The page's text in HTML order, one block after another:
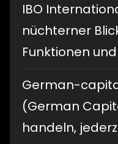
IBO
nüchterner
Funktionen
German-
(German
handeln,